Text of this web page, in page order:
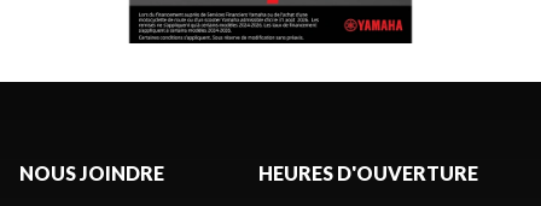
NOUS JOINDRE HEURES D'OUVERTURE